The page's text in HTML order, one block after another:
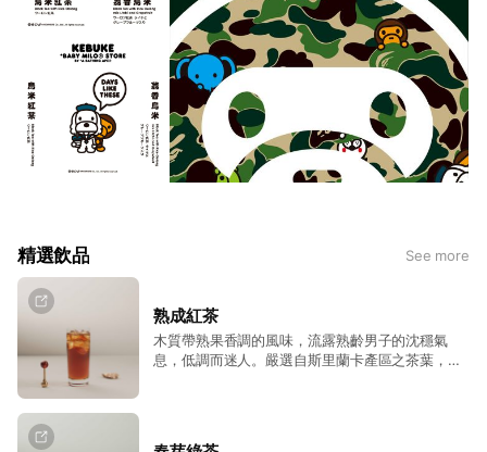
精選飲品 See more
熟成紅茶
木質帶熟果香調的風味，流露熟齡男子的沈穩氣
息，低調而迷人。嚴選自斯里蘭卡產區之茶葉，帶